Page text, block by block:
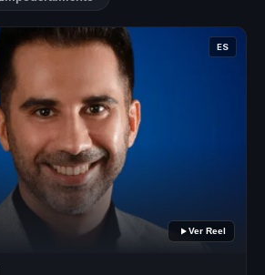
ES
Ver Reel